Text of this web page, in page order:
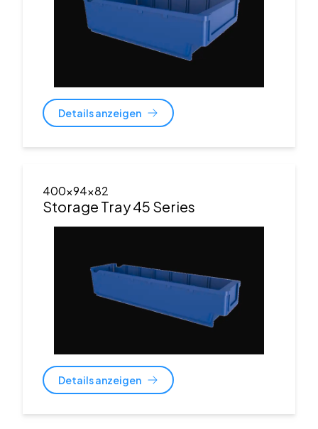
Details anzeigen
400x94x82
Storage Tray 45 Series
Details anzeigen